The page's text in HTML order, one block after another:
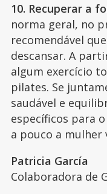
10. Recuperar a
norma geral, no
recomendável
descansar. A
algum exercício
pilates. Se
saudável e
específicos para
a pouco a mulher
Patricia García
Colaboradora de